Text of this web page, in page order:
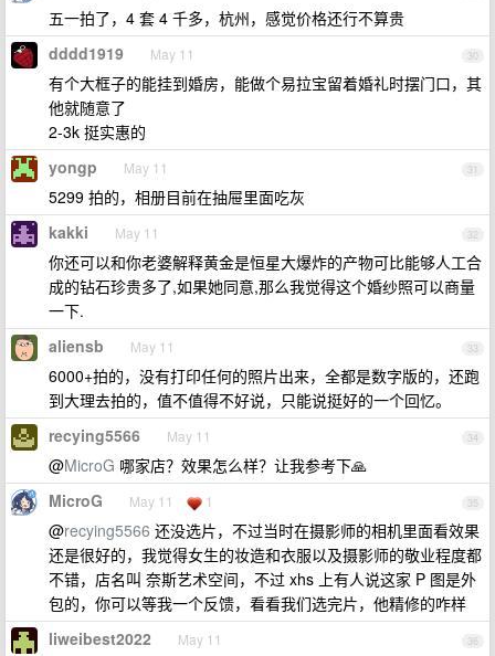
五一拍了，4 套 4 千多，杭州，感觉价格还行不算贵
30
dddd1919 May 11
有个大框子的能挂到婚房，能做个易拉宝留着婚礼时摆门口，其
他就随意了
2-3k 挺实惠的
31
yongp May 11
5299 拍的，相册目前在抽屉里面吃灰
32
kakki May 11
你还可以和你老婆解释黄金是恒星大爆炸的产物可比能够人工合
成的钻石珍贵多了,如果她同意,那么我觉得这个婚纱照可以商量
一下.
33
aliensb May 11
6000+拍的，没有打印任何的照片出来，全都是数字版的，还跑
到大理去拍的，值不值得不好说，只能说挺好的一个回忆。
34
recying5566 May 11
@MicroG 哪家店？效果怎么样？让我参考下🙏
35
MicroG May 11 1
@recying5566 还没选片，不过当时在摄影师的相机里面看效果
还是很好的，我觉得女生的妆造和衣服以及摄影师的敬业程度都
不错，店名叫 奈斯艺术空间，不过 xhs 上有人说这家 P 图是外
包的，你可以等我一个反馈，看看我们选完片，他精修的咋样
36
liweibest2022 May 11